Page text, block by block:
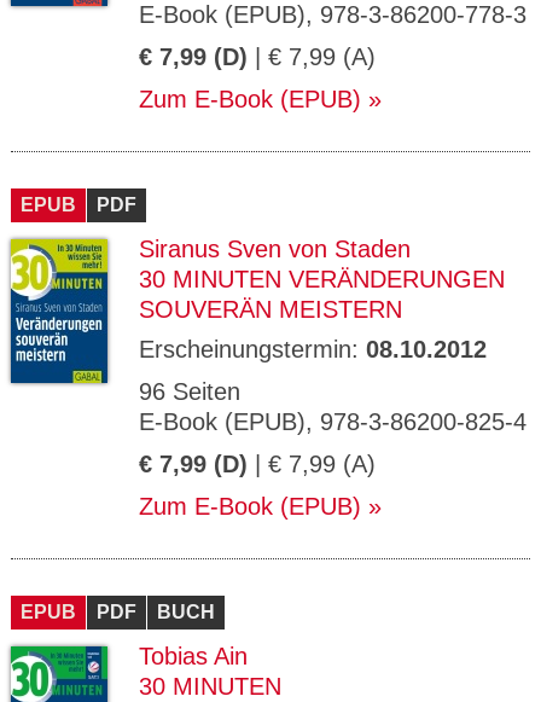
E-Book (EPUB), 978-3-86200-778-3
€ 7,99 (D) | € 7,99 (A)
Zum E-Book (EPUB)
EPUB PDF
Siranus Sven von Staden
30 MINUTEN VERÄNDERUNGEN
SOUVERÄN MEISTERN
Erscheinungstermin: 08.10.2012
96 Seiten
E-Book (EPUB), 978-3-86200-825-4
€ 7,99 (D) | € 7,99 (A)
Zum E-Book (EPUB)
EPUB PDF BUCH
Tobias Ain
30 MINUTEN